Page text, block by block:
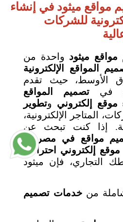
ميثود في إنشاء
للشركات
ميثود واحدة من
المواقع الإلكترونية
الأوسط، حيث تقدم
فيتصميم المواقع
موقع إلكتروني وتطوير
المتاجر الإلكترونية،
إذا كنت تبحث عن
مواقع في مصرأو
إلكتروني احترافي
التجاري، فإن ميثود
شاملة منخدمات تصميم